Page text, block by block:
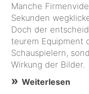
Manche
Sekunden
Doch der
teurem Equipment
Schauspielern,
Wirkung der Bilder.
Weiterlesen